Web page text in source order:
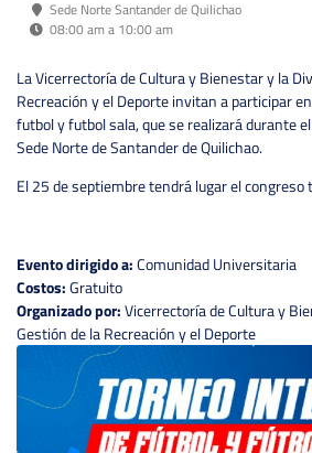
Sede Norte Santander de Quilichao
08:00 am a 10:00 am
La Vicerrectoría de Cultura y Bienestar y la
Recreación y el Deporte invitan a participar
futbol y futbol sala, que se realizará durante
Sede Norte de Santander de Quilichao.
El 25 de septiembre tendrá lugar el congreso
Evento dirigido a:Comunidad Universitaria
Costos:Gratuito
Organizado por:Vicerrectoría de Cultura y
Gestión de la Recreación y el Deporte